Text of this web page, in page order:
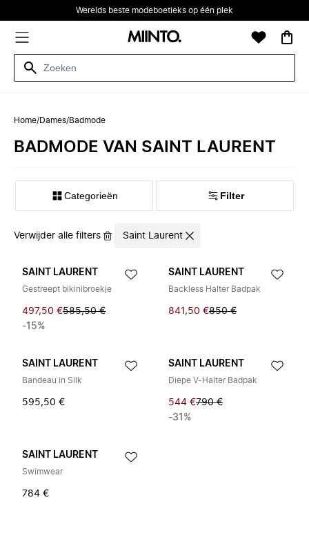
Werelds beste modeboetieks op één plek
Home/Dames/Badmode
BADMODE VAN SAINT LAURENT
Categorieën Filter
Verwijder alle filters Saint Laurent
SAINT LAURENT
Gestreept bikinibroekje
497,50 €585,50 €
-15%
SAINT LAURENT
Backless Halter Badpak
841,50 €850 €
SAINT LAURENT
Bandeau in Silk
595,50 €
SAINT LAURENT
Diepe V-Halter Badpak
544 €790 €
-31%
SAINT LAURENT
Swimwear
784 €